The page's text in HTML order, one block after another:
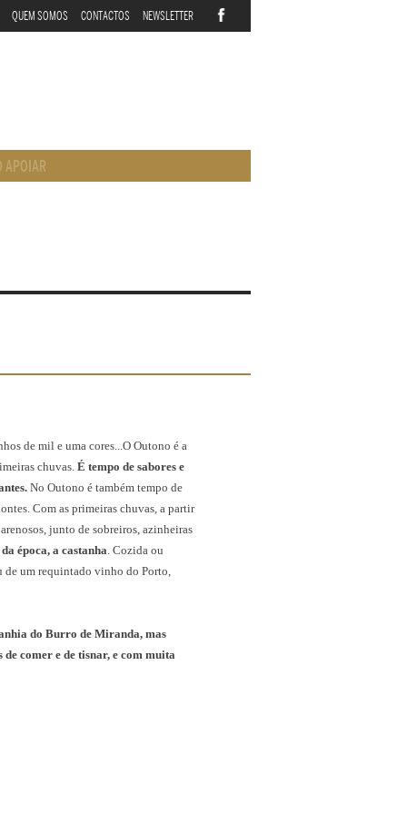
QUEM SOMOS CONTACTOS NEWSLETTER
APOIAR
de mil e uma cores...O Outono é a
chuvas. É tempo de sabores e
No Outono é também tempo de
Com as primeiras chuvas, a partir
junto de sobreiros, azinheiras
época, a castanha. Cozida ou
de um requintado vinho do Porto,
do Burro de Miranda, mas
comer e de tisnar, e com muita